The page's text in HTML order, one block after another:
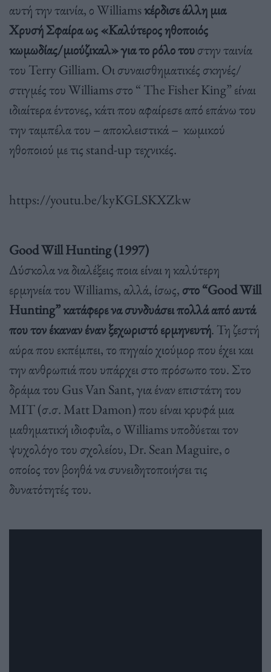
αυτή την ταινία, ο Williamsκέρδισε άλλη μια
Χρυσή Σφαίρα ως «Καλύτερος ηθοποιός
κωμωδίας/μιούζικαλ» για το ρόλο τουστην ταινία
του Terry Gilliam. Οι συναισθηματικές σκηνές/
στιγμές του Williams στο “ The Fisher King” είναι
ιδιαίτερα έντονες, κάτι που αφαίρεσε από επάνω του
την ταμπέλα του – αποκλειστικά – κωμικού
ηθοποιού με τις stand-up τεχνικές.
https://youtu.be/kyKGLSKXZkw
Good Will Hunting (1997)
Δύσκολα να διαλέξεις ποια είναι η καλύτερη
ερμηνεία του Williams, αλλά, ίσως, στο “Good Will
Hunting” κατάφερε να συνδυάσει πολλά από αυτά
που τον έκαναν έναν ξεχωριστό ερμηνευτή. Τη ζεστή
αύρα που εκπέμπει, το πηγαίο χιούμορ που έχει και
την ανθρωπιά που υπάρχει στο πρόσωπο του. Στο
δράμα του Gus Van Sant, για έναν επιστάτη του
MIT (σ.σ. Matt Damon) που είναι κρυφά μια
μαθηματική ιδιοφυΐα, ο Williams υποδύεται τον
ψυχολόγο του σχολείου, Dr. Sean Maguire, ο
οποίος τον βοηθά να συνειδητοποιήσει τις
δυνατότητές του.